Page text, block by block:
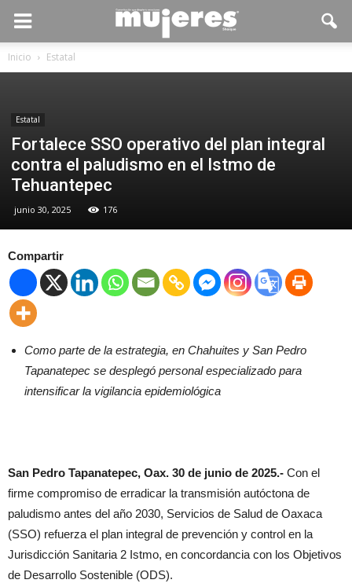
Inicio Estatal
Estatal
Fortalece SSO operativo del plan integral
contra el paludismo en el Istmo de
Tehuantepec
junio 30, 2025 176
Compartir
Como parte de la estrategia, en Chahuites y San Pedro
Tapanatepec se desplegó personal especializado para
intensificar la vigilancia epidemiológica
San Pedro Tapanatepec, Oax. 30 de junio de 2025.- Con el
firme compromiso de erradicar la transmisión autóctona de
paludismo antes del año 2030, Servicios de Salud de Oaxaca
(SSO) refuerza el plan integral de prevención y control en la
Jurisdicción Sanitaria 2 Istmo, en concordancia con los Objetivos
de Desarrollo Sostenible (ODS).